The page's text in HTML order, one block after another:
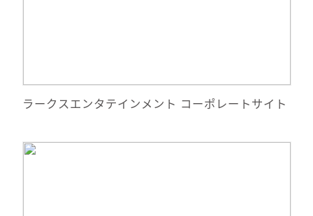
サイトへ移動
ラークスエンタテインメント コーポレートサイト
詳細情報